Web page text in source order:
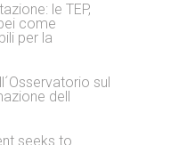
le TEP,
come
per la
sul
dell
seeks to